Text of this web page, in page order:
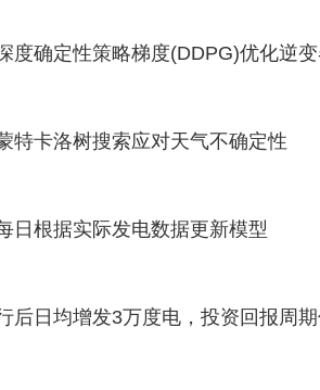
度确定性策略梯度(DDPG)优化逆
特卡洛树搜索应对天气不确定性
日根据实际发电数据更新模型
后日均增发3万度电，投资回报周期